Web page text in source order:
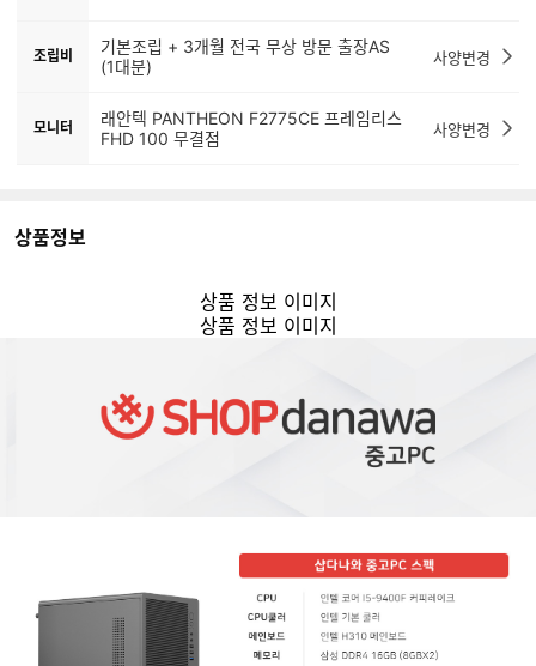
조립비
기본조립 + 3개월 전국 무상 방문 출장AS
(1대분)
사양변경
모니터
래안텍 PANTHEON F2775CE 프레임리스
FHD 100 무결점
사양변경
상품정보